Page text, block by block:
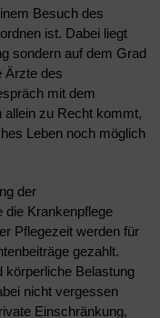
Besuch des
ist. Dabei liegt
sondern auf dem Grad
Ärzte des
mit dem
allein zu Recht kommt,
Leben noch möglich
der
die Krankenpflege
Pflegezeit werden für
gezahlt.
körperliche Belastung
nicht vergessen
Einschränkung,